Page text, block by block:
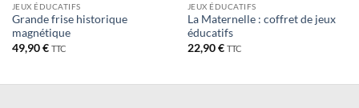
JEUX ÉDUCATIFS
Grande frise historique
magnétique
49,90€ TTC
JEUX ÉDUCATIFS
La Maternelle : coffret de jeux
éducatifs
22,90€ TTC